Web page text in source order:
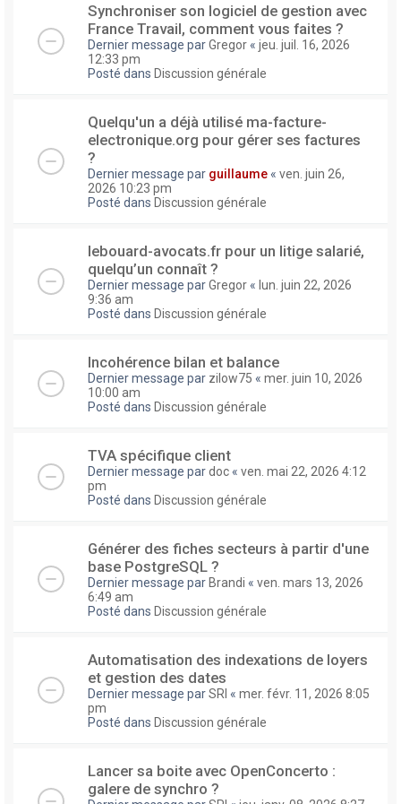
Synchroniser son logiciel de gestion avec
France Travail, comment vous faites ?
Dernier message parGregor « jeu. juil. 16, 2026
12:33 pm
Posté dans Discussion générale
Quelqu'un a déjà utilisé ma-facture-
electronique.org pour gérer ses factures
?
Dernier message par guillaume « ven. juin 26,
2026 10:23 pm
Posté dans Discussion générale
lebouard-avocats.fr pour un litige salarié,
quelqu’un connaît ?
Dernier message parGregor « lun. juin 22, 2026
9:36 am
Posté dans Discussion générale
Incohérence bilan et balance
Dernier message par zilow75 « mer. juin 10, 2026
10:00 am
Posté dans Discussion générale
TVA spécifique client
Dernier message pardoc « ven. mai 22, 2026 4:12
pm
Posté dans Discussion générale
Générer des fiches secteurs à partir d'une
base PostgreSQL ?
Dernier message par Brandi « ven. mars 13, 2026
6:49 am
Posté dans Discussion générale
Automatisation des indexations de loyers
et gestion des dates
Dernier message parSRI « mer. févr. 11, 2026 8:05
pm
Posté dans Discussion générale
Lancer sa boite avec OpenConcerto :
galere de synchro ?